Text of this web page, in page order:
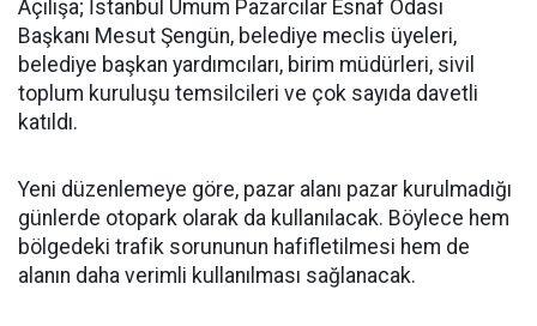
Açılışa; İstanbul Umum Pazarcılar Esnaf Odası
Başkanı Mesut Şengün, belediye meclis üyeleri,
belediye başkan yardımcıları, birim müdürleri, sivil
toplum kuruluşu temsilcileri ve çok sayıda davetli
katıldı.
Yeni düzenlemeye göre, pazar alanı pazar kurulmadığı
günlerde otopark olarak da kullanılacak. Böylece hem
bölgedeki trafik sorununun hafifletilmesi hem de
alanın daha verimli kullanılması sağlanacak.